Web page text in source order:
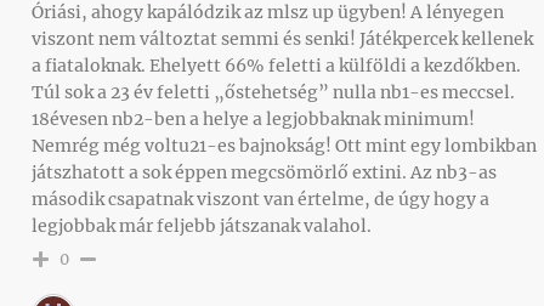
Óriási, ahogy kapálódzik az mlsz up ügyben! A lényegen
viszont nem változtat semmi és senki! Játékpercek kellenek
a fiataloknak. Ehelyett 66% feletti a külföldi a kezdőkben.
Túl sok a 23 év feletti „őstehetség” nulla nb1-es meccsel.
18évesen nb2-ben a helye a legjobbaknak minimum!
Nemrég még voltu21-es bajnokság! Ott mint egy lombikban
játszhatott a sok éppen megcsömörlő extini. Az nb3-as
második csapatnak viszont van értelme, de úgy hogy a
legjobbak már feljebb játszanak valahol.
0